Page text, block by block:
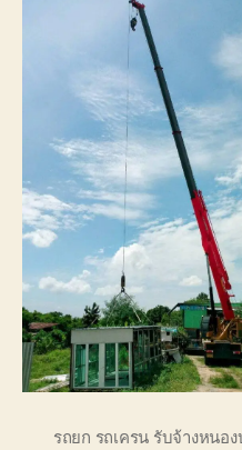
รถยก รถเครน รับจ้างหนอ